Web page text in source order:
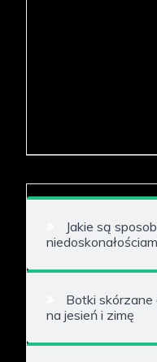
Jakie są
Botki
na jesień i zimę